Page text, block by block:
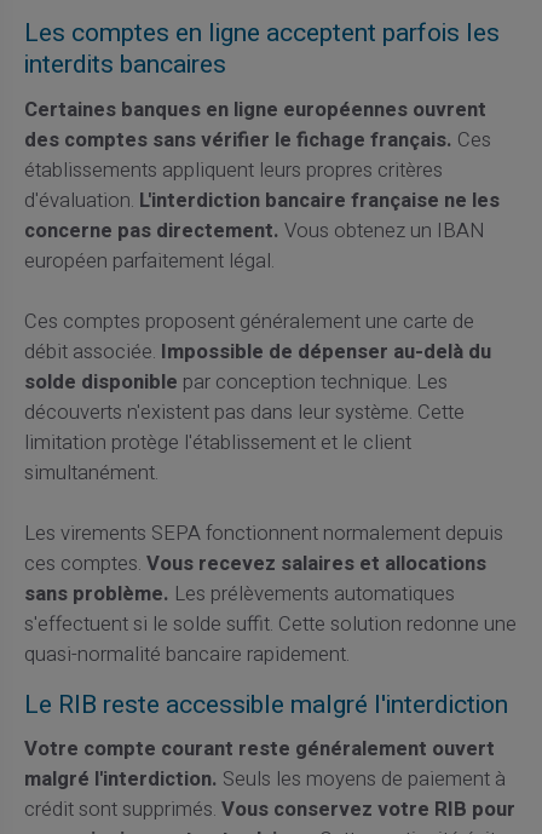
Les comptes en ligne acceptent parfois les
interdits bancaires
Certaines banques en ligne européennes ouvrent
des comptes sans vérifier le fichage français. Ces
établissements appliquent leurs propres critères
d'évaluation. L'interdiction bancaire française ne les
concerne pas directement. Vous obtenez un IBAN
européen parfaitement légal.
Ces comptes proposent généralement une carte de
débit associée. Impossible de dépenser au-delà du
solde disponible par conception technique. Les
découverts n'existent pas dans leur système. Cette
limitation protège l'établissement et le client
simultanément.
Les virements SEPA fonctionnent normalement depuis
ces comptes. Vous recevez salaires et allocations
sans problème. Les prélèvements automatiques
s'effectuent si le solde suffit. Cette solution redonne une
quasi-normalité bancaire rapidement.
Le RIB reste accessible malgré l'interdiction
Votre compte courant reste généralement ouvert
malgré l'interdiction. Seuls les moyens de paiement à
crédit sont supprimés. Vous conservez votre RIB pour